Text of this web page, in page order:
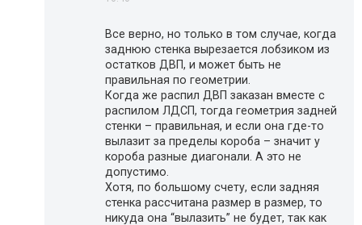
Все верно, но только в том случае, когда
заднюю стенка вырезается лобзиком из
остатков ДВП, и может быть не
правильная по геометрии.
Когда же распил ДВП заказан вместе с
распилом ЛДСП, тогда геометрия задней
стенки – правильная, и если она где-то
вылазит за пределы короба – значит у
короба разные диагонали. А это не
допустимо.
Хотя, по большому счету, если задняя
стенка рассчитана размер в размер, то
никуда она “вылазить” не будет, так как